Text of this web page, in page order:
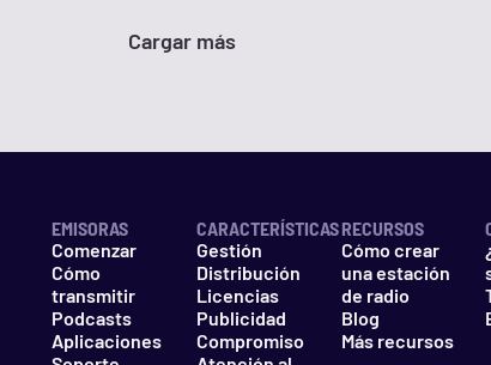
Cargar más
EMISORAS
Comenzar
Cómo
transmitir
Podcasts
Aplicaciones
CARACTERÍSTICAS
Gestión
Distribución
Licencias
Publicidad
Compromiso
RECURSOS
Cómo crear
una estación
de radio
Blog
Más recursos